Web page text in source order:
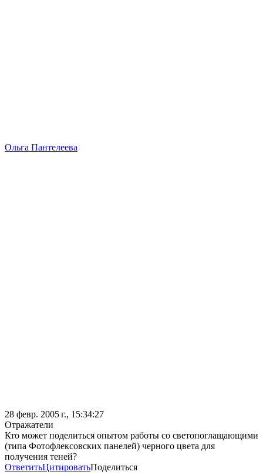
Ольга Пантелеева
28 февр. 2005 г., 15:34:27
Отражатели
Кто может поделиться опытом работы со светопоглащающими
(типа Фотофлексовских панелей) черного цвета для
получения теней?
ОтветитьЦитироватьПоделиться